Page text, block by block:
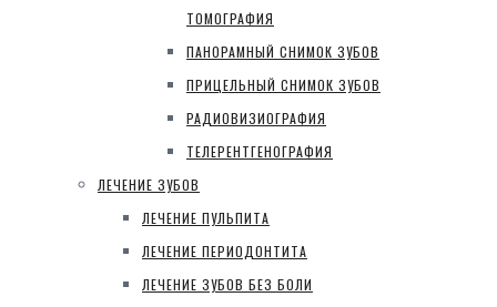
ТОМОГРАФИЯ
ПАНОРАМНЫЙ СНИМОК ЗУБОВ
ПРИЦЕЛЬНЫЙ СНИМОК ЗУБОВ
РАДИОВИЗИОГРАФИЯ
ТЕЛЕРЕНТГЕНОГРАФИЯ
ЛЕЧЕНИЕ ЗУБОВ
ЛЕЧЕНИЕ ПУЛЬПИТА
ЛЕЧЕНИЕ ПЕРИОДОНТИТА
ЛЕЧЕНИЕ ЗУБОВ БЕЗ БОЛИ